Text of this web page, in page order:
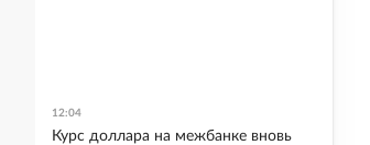
12:04
Курс доллара на межбанке вновь